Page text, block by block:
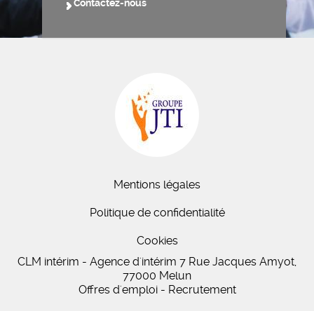
Contactez-nous
Mentions légales
Politique de confidentialité
Cookies
CLM intérim - Agence d'intérim 7 Rue Jacques Amyot,
77000 Melun
Offres d'emploi - Recrutement